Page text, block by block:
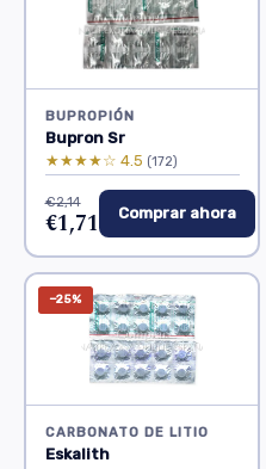
BUPROPIÓN
Bupron Sr
★★★★☆ 4.5 (172)
€2,14
€1,71 Comprar ahora
−25%
CARBONATO DE LITIO
Eskalith